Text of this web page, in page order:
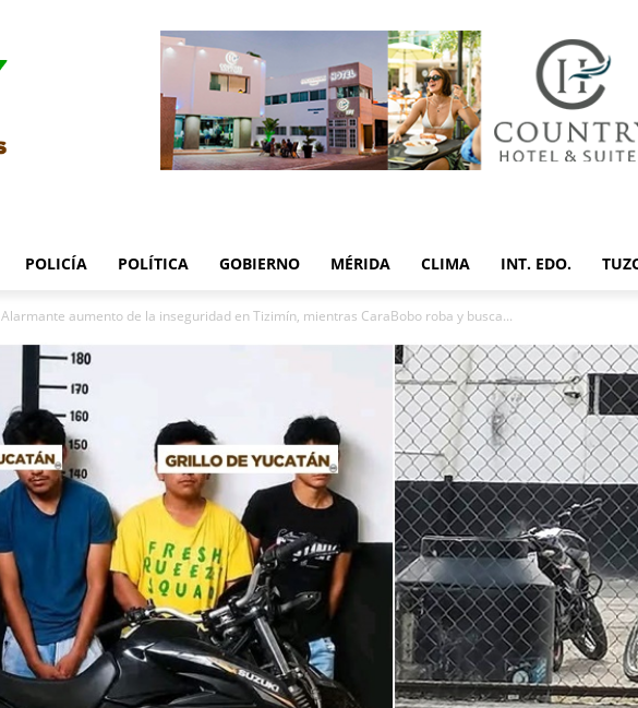
POLICÍA POLÍTICA GOBIERNO MÉRIDA CLIMA INT. EDO.
Alarmante aumento de la inseguridad en Tizimín, mientras CaraBobo roba y busca...